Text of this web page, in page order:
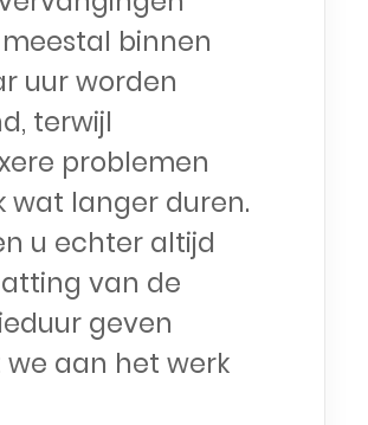
binnen
uur worden
terwijl
problemen
wat langer duren.
u echter altijd
van de
geven
aan het werk